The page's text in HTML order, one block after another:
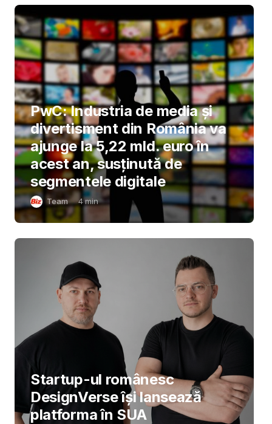
PwC: Industria de media și
divertisment din România va
ajunge la 5,22 mld. euro în
acest an, susținută de
segmentele digitale
Team 4min
Startup-ul românesc
DesignVerse își lansează
platforma în SUA